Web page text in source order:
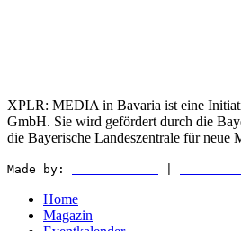
XPLR: MEDIA in Bavaria ist eine
GmbH. Sie wird gefördert durch die
die Bayerische Landeszentrale für neue
Made by:
Home
Magazin